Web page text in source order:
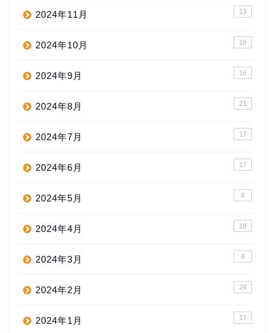
2024年11月 13
2024年10月 16
2024年9月 16
2024年8月 21
2024年7月 17
2024年6月 17
2024年5月 8
2024年4月 18
2024年3月 8
2024年2月 24
2024年1月 17